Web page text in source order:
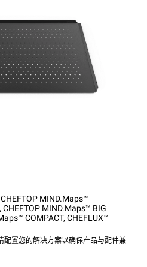
CHEFTOP MIND.Maps™
, CHEFTOP MIND.Maps™ BIG
COMPACT, CHEFLUX™
配置您的解决方案以确保产品与配件兼